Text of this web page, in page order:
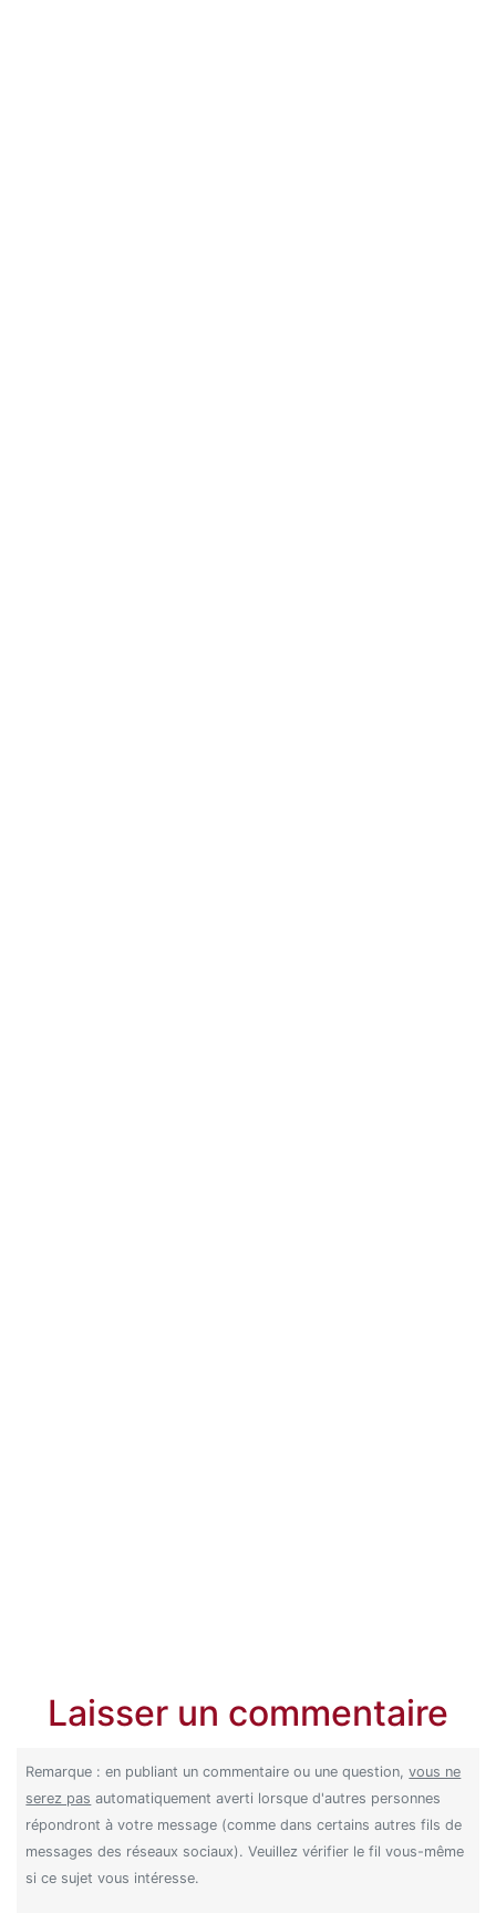
Laisser un commentaire
Remarque : en publiant un commentaire ou une question,vous ne
serez pas automatiquement averti lorsque d'autres personnes
répondront à votre message (comme dans certains autres fils de
messages des réseaux sociaux). Veuillez vérifier le fil vous-même
si ce sujet vous intéresse.